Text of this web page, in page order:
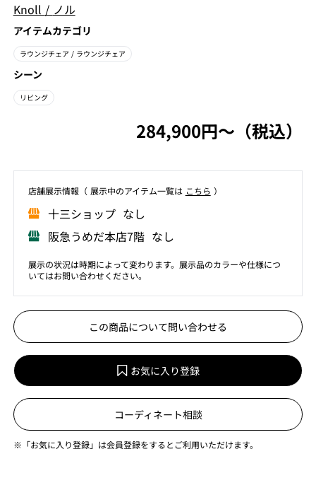
Knoll / ノル
アイテムカテゴリ
ラウンジチェア / ラウンジチェア
シーン
リビング
284,900円〜（税込）
店舗展⽰情報（ 展⽰中のアイテム⼀覧は こちら ）
⼗三ショップ なし
阪急うめだ本店7階 なし
展示の状況は時期によって変わります。展示品のカラーや仕様につ
いてはお問い合わせください。
この商品について問い合わせる
お気に入り登録
コーディネート相談
※「お気に入り登録」は会員登録をするとご利用いただけます。